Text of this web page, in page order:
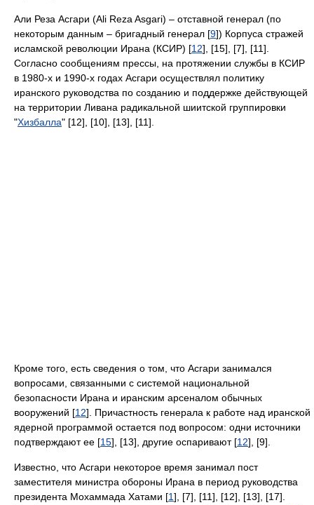
Али Реза Асгари (Ali Reza Asgari) – отставной генерал (по
некоторым данным – бригадный генерал [9]) Корпуса стражей
исламской революции Ирана (КСИР) [12], [15], [7], [11].
Согласно сообщениям прессы, на протяжении службы в КСИР
в 1980-х и 1990-х годах Асгари осуществлял политику
иранского руководства по созданию и поддержке действующей
на территории Ливана радикальной шиитской группировки
"Хизбалла" [12], [10], [13], [11].
Кроме того, есть сведения о том, что Асгари занимался
вопросами, связанными с системой национальной
безопасности Ирана и иранским арсеналом обычных
вооружений [12]. Причастность генерала к работе над иранской
ядерной программой остается под вопросом: одни источники
подтверждают ее [15], [13], другие оспаривают [12], [9].
Известно, что Асгари некоторое время занимал пост
заместителя министра обороны Ирана в период руководства
президента Мохаммада Хатами [1], [7], [11], [12], [13], [17].